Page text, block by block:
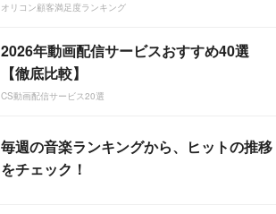
オリコン顧客満足度ランキング
2026年動画配信サービスおすすめ40選
【徹底比較】
CS動画配信サービス20選
毎週の音楽ランキングから、ヒットの推移
をチェック！